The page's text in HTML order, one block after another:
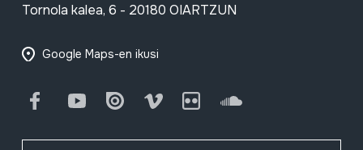
Tornola kalea, 6 - 20180 OIARTZUN
Google Maps-en ikusi
FacebookYoutube Issuu Vimeo Flickr SoundCloud